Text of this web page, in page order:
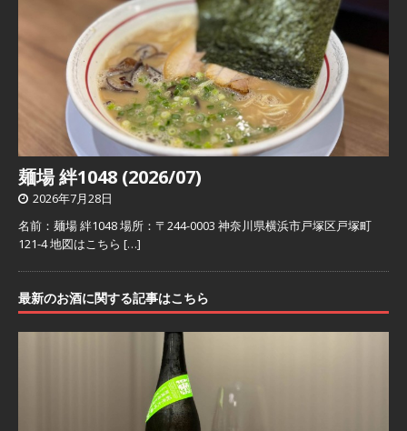
麺場 絆1048 (2026/07)
2026年7月28日
名前：麺場 絆1048 場所：〒244-0003 神奈川県横浜市戸塚区戸塚町
121-4 地図はこちら […]
最新のお酒に関する記事はこちら